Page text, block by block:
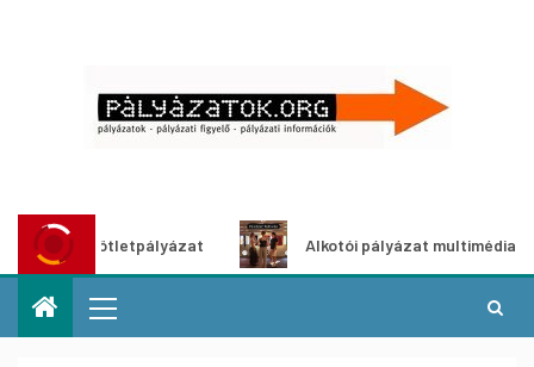
ötletpályázat Alkotói pályázat multimédia-kiállításhoz